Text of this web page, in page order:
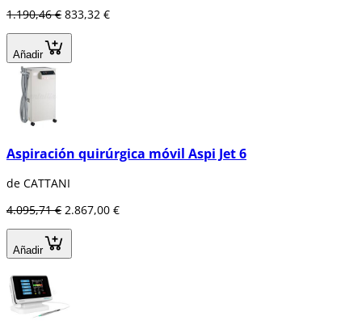
1.190,46 € 833,32 €
Añadir
Aspiración quirúrgica móvil Aspi Jet 6
de CATTANI
4.095,71 € 2.867,00 €
Añadir